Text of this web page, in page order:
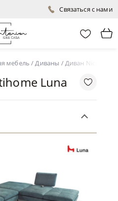
Связаться с нами
мебель /Диваны /Диван
Luna